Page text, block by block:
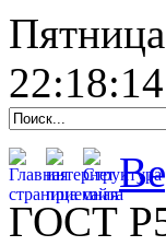
22:18:15
ГОСТ